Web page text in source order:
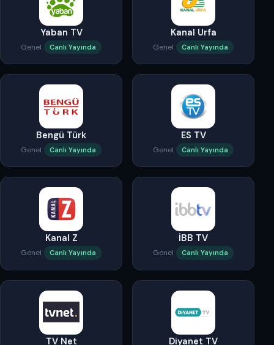
Yaban TV
Genel Canlı Yayında
Kanal Urfa
Genel Canlı Yayında
Bengü Türk
Genel Canlı Yayında
ES TV
Genel Canlı Yayında
Kanal Z
Genel Canlı Yayında
İBB TV
Genel Canlı Yayında
TV Net Diyanet TV